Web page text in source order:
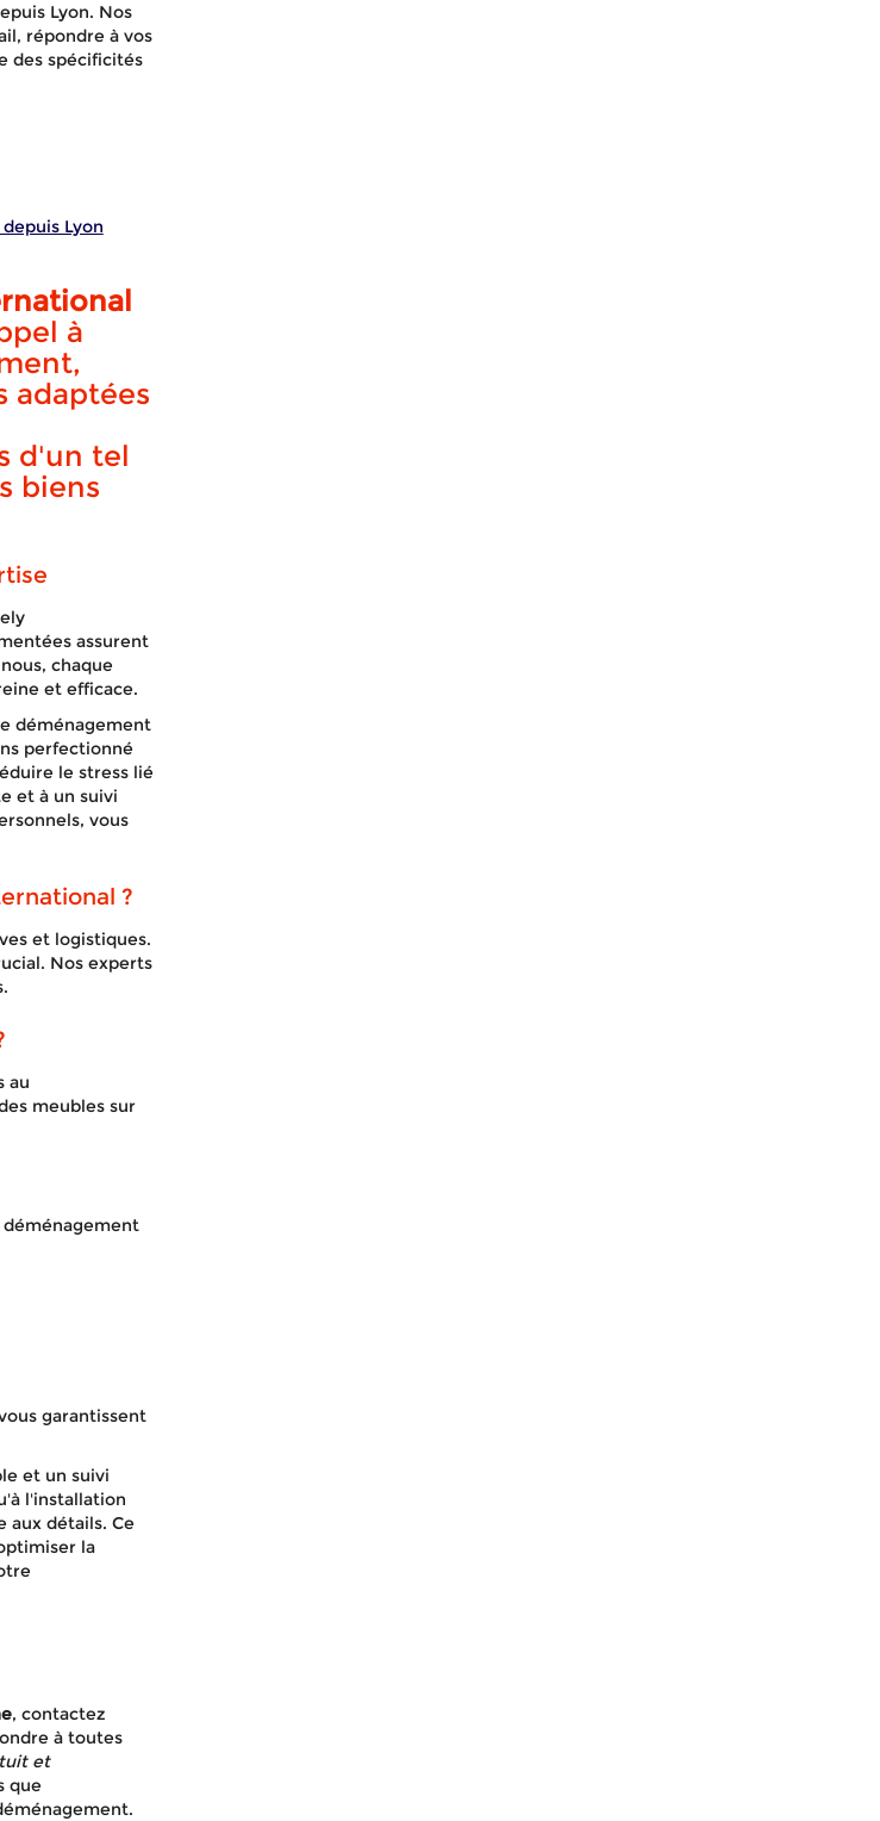
à
de Lyon vers
!
Lyon. Nos
répondre à vos
des spécificités
Lyon
à
adaptées
d'un tel
biens
assurent
chaque
et efficace.
déménagement
perfectionné
le stress lié
et à un suivi
vous
?
et logistiques.
Nos experts
au
meubles sur
garantissent
et un suivi
l'installation
aux détails. Ce
la
, contactez
à toutes
et
que